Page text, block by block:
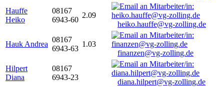
Hauffe
Heiko
08167
6943-60
2.09
heiko.hauffe@vg-zolling.de
Hauk Andrea
08167
6943-63
1.03
finanzen@vg-zolling.de
Hilpert
Diana
08167
6943-23
diana.hilpert@vg-zolling.de